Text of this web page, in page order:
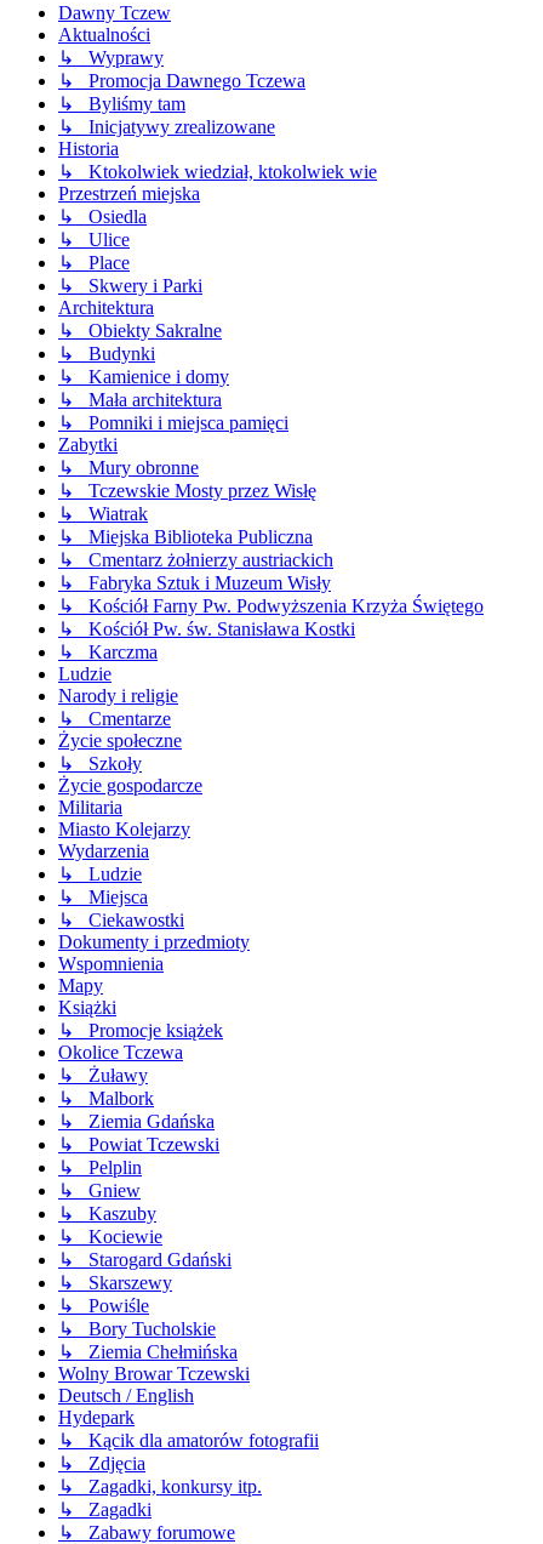
Dawny Tczew
Aktualności
↳ Wyprawy
↳ Promocja Dawnego Tczewa
↳ Byliśmy tam
↳ Inicjatywy zrealizowane
Historia
↳ Ktokolwiek wiedział, ktokolwiek wie
Przestrzeń miejska
↳ Osiedla
↳ Ulice
↳ Place
↳ Skwery i Parki
Architektura
↳ Obiekty Sakralne
↳ Budynki
↳ Kamienice i domy
↳ Mała architektura
↳ Pomniki i miejsca pamięci
Zabytki
↳ Mury obronne
↳ Tczewskie Mosty przez Wisłę
↳ Wiatrak
↳ Miejska Biblioteka Publiczna
↳ Cmentarz żołnierzy austriackich
↳ Fabryka Sztuk i Muzeum Wisły
↳ Kościół Farny Pw. Podwyższenia Krzyża Świętego
↳ Kościół Pw. św. Stanisława Kostki
↳ Karczma
Ludzie
Narody i religie
↳ Cmentarze
Życie społeczne
↳ Szkoły
Życie gospodarcze
Militaria
Miasto Kolejarzy
Wydarzenia
↳ Ludzie
↳ Miejsca
↳ Ciekawostki
Dokumenty i przedmioty
Wspomnienia
Mapy
Książki
↳ Promocje książek
Okolice Tczewa
↳ Żuławy
↳ Malbork
↳ Ziemia Gdańska
↳ Powiat Tczewski
↳ Pelplin
↳ Gniew
↳ Kaszuby
↳ Kociewie
↳ Starogard Gdański
↳ Skarszewy
↳ Powiśle
↳ Bory Tucholskie
↳ Ziemia Chełmińska
Wolny Browar Tczewski
Deutsch / English
Hydepark
↳ Kącik dla amatorów fotografii
↳ Zdjęcia
↳ Zagadki, konkursy itp.
↳ Zagadki
↳ Zabawy forumowe